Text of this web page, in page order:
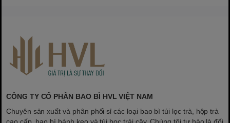
CÔNG TY CỔ PHẦN BAO BÌ HVL VIỆT NAM
Chuyên sản xuất và phân phối sỉ các loại bao bì túi lọc trà, hộp trà